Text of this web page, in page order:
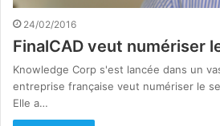
24/02/2016
FinalCAD veut numériser
Knowledge Corp s'est lancée dans un
entreprise française veut numériser le
Elle a…